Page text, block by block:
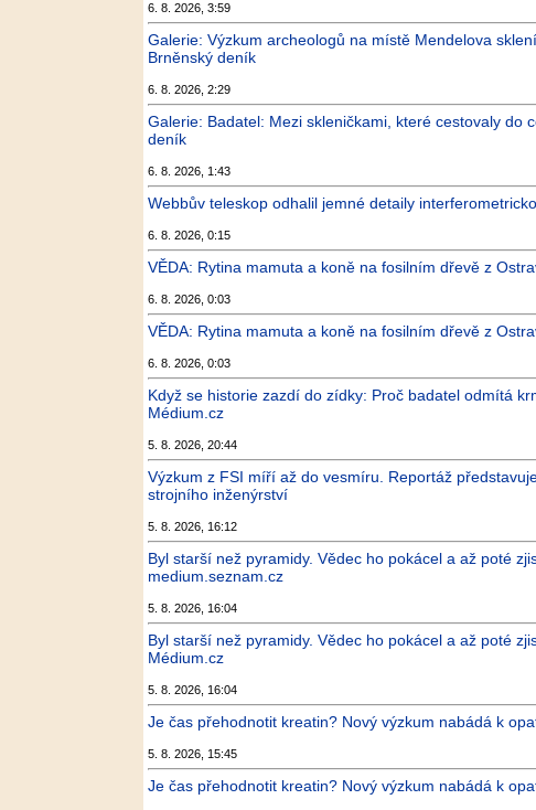
6. 8. 2026, 3:59
Galerie: Výzkum archeologů na místě Mendelova
Brněnský deník
6. 8. 2026, 2:29
Galerie: Badatel: Mezi skleničkami, které cestovaly do
deník
6. 8. 2026, 1:43
Webbův teleskop odhalil jemné detaily
6. 8. 2026, 0:15
VĚDA: Rytina mamuta a koně na fosilním dřevě z
6. 8. 2026, 0:03
VĚDA: Rytina mamuta a koně na fosilním dřevě z
6. 8. 2026, 0:03
Když se historie zazdí do zídky: Proč badatel odmítá
Médium.cz
5. 8. 2026, 20:44
Výzkum z FSI míří až do vesmíru. Reportáž
strojního inženýrství
5. 8. 2026, 16:12
Byl starší než pyramidy. Vědec ho pokácel a až poté
medium.seznam.cz
5. 8. 2026, 16:04
Byl starší než pyramidy. Vědec ho pokácel a až poté
Médium.cz
5. 8. 2026, 16:04
Je čas přehodnotit kreatin? Nový výzkum nabádá k
5. 8. 2026, 15:45
Je čas přehodnotit kreatin? Nový výzkum nabádá k